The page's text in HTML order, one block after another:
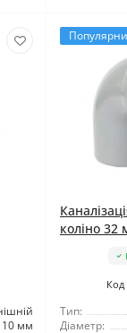
мм
коліно 32
Код
Тип:
Діаметр: